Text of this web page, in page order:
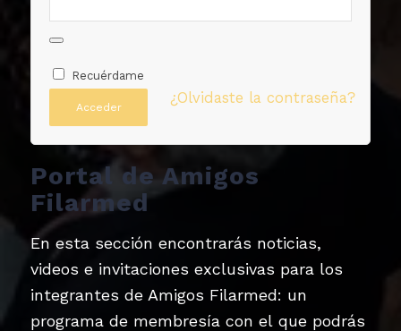
Recuérdame
Acceder
¿Olvidaste la contraseña?
Portal de Amigos
Filarmed
En esta sección encontrarás noticias,
videos e invitaciones exclusivas para los
integrantes de Amigos Filarmed: un
programa de membresía con el que podrás